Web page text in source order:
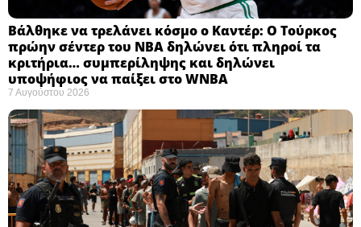
Βάλθηκε να τρελάνει κόσμο ο Καντέρ: Ο Τούρκος
πρώην σέντερ του NBA δηλώνει ότι πληροί τα
κριτήρια… συμπερίληψης και δηλώνει
υποψήφιος να παίξει στο WNBA
7 Αυγούστου 2026